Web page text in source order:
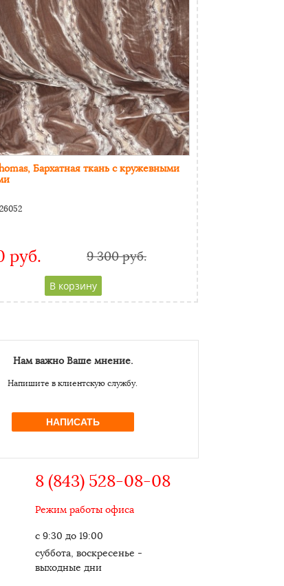
Бархатная ткань с кружевными
26052
руб. 9 300 руб.
Нам важно Ваше мнение.
Напишите в клиентскую службу.
НАПИСАТЬ
8 (843) 528-08-08
Режим работы офиса
с 9:30 до 19:00
суббота, воскресенье -
выходные дни